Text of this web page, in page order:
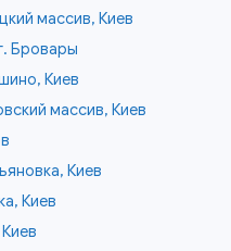
массив, Киев
Бровары
Киев
массив, Киев
Киев
Киев